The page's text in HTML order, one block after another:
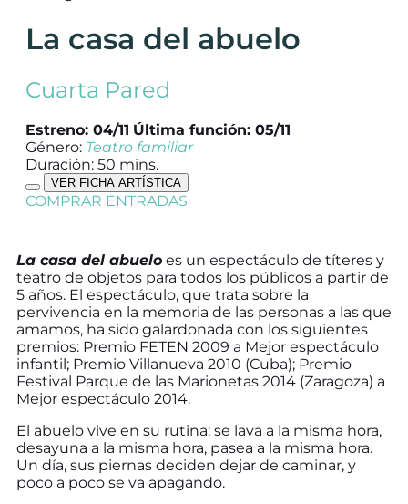
La casa del abuelo
Cuarta Pared
Estreno: 04/11 Última función: 05/11
Género: Teatro familiar
Duración: 50 mins.
VER FICHA ARTÍSTICA
COMPRAR ENTRADAS
La casa del abuelo es un espectáculo de títeres y
teatro de objetos para todos los públicos a partir de
5 años. El espectáculo, que trata sobre la
pervivencia en la memoria de las personas a las que
amamos, ha sido galardonada con los siguientes
premios: Premio FETEN 2009 a Mejor espectáculo
infantil; Premio Villanueva 2010 (Cuba); Premio
Festival Parque de las Marionetas 2014 (Zaragoza) a
Mejor espectáculo 2014.
El abuelo vive en su rutina: se lava a la misma hora,
desayuna a la misma hora, pasea a la misma hora.
Un día, sus piernas deciden dejar de caminar, y
poco a poco se va apagando.